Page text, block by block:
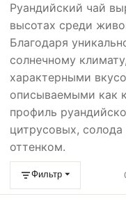
Руандийский чай
высотах среди
Благодаря
солнечному
характерными
описываемыми как
профиль
цитрусовых,
оттенком.
Фильтр ⏷